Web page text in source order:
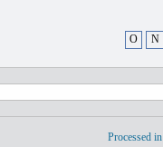
O N
Processed